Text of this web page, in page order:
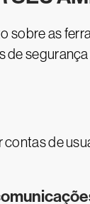
as
de